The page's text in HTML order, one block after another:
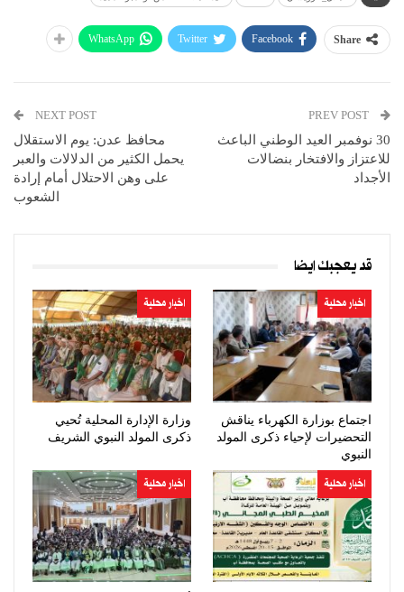
Share
Facebook
Twitter
WhatsApp
30 نوفمبر العيد الوطني الباعث
للاعتزاز والافتخار بنضالات
الأجداد
NEXT POST
محافظ عدن: يوم الاستقلال
يحمل الكثير من الدلالات والعبر
على وهن الاحتلال أمام إرادة
الشعوب
قد يعجبك ايضا
اخبار محلية
اجتماع بوزارة الكهرباء يناقش
التحضيرات لإحياء ذكرى المولد
النبوي
اخبار محلية
وزارة الإدارة المحلية تُحيي
ذكرى المولد النبوي الشريف
اخبار محلية اخبار محلية